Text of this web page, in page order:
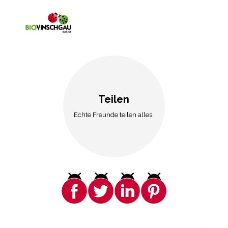
Teilen
Echte Freunde teilen alles.